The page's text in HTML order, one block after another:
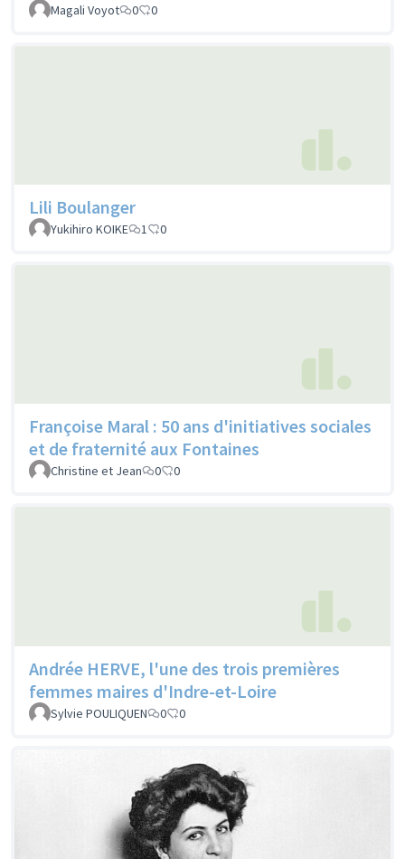
Magali Voyot 0 0
Lili Boulanger
Yukihiro KOIKE 1 0
Françoise Maral : 50 ans d'initiatives sociales
et de fraternité aux Fontaines
Christine et Jean 0 0
Andrée HERVE, l'une des trois premières
femmes maires d'Indre-et-Loire
Sylvie POULIQUEN 0 0